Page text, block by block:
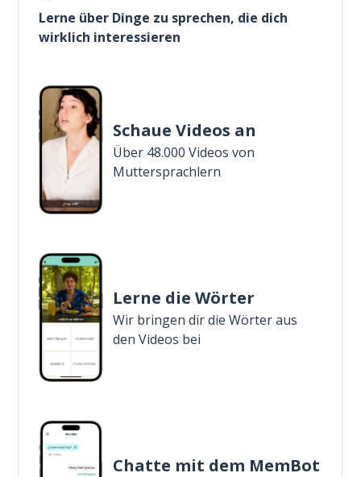
Lerne über Dinge zu sprechen, die dich
wirklich interessieren
Schaue Videos an
Über 48.000 Videos von
Muttersprachlern
Lerne die Wörter
Wir bringen dir die Wörter aus
den Videos bei
Chatte mit dem MemBot